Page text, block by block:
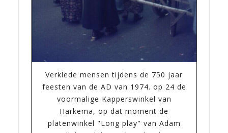
Verklede mensen tijdens de 750 jaar
feesten van de AD van 1974. op 24 de
voormalige Kapperswinkel van
Harkema, op dat moment de
platenwinkel "Long play" van Adam